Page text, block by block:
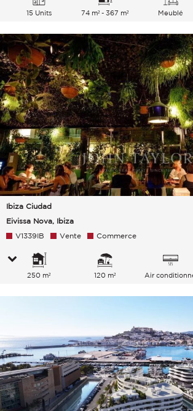
15 Units 74 m² - 367 m² Meublé
Ibiza Ciudad
Eivissa Nova, Ibiza
V1339IB Vente Commerce
250 m² 120 m² Air